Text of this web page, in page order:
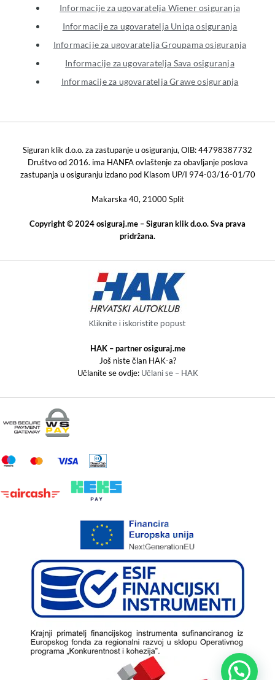
Informacije za ugovaratelja Wiener osiguranja
Informacije za ugovaratelja Uniqa osiguranja
Informacije za ugovaratelja Groupama osiguranja
Informacije za ugovaratelja Sava osiguranja
Informacije za ugovaratelja Grawe osiguranja
Siguran klik d.o.o. za zastupanje u osiguranju, OIB: 44798387732
Društvo od 2016. ima HANFA ovlaštenje za obavljanje poslova
zastupanja u osiguranju izdano pod Klasom UP/I 974-03/16-01/70
Makarska 40, 21000 Split
Copyright © 2024 osiguraj.me – Siguran klik d.o.o. Sva prava
pridržana.
Kliknite i iskoristite popust
HAK – partner osiguraj.me
Još niste član HAK-a?
Učlanite se ovdje: Učlani se – HAK